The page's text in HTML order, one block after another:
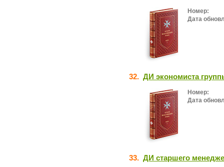
Номер:
Дата
32. ДИ экономиста
Номер:
Дата
33. ДИ старшего